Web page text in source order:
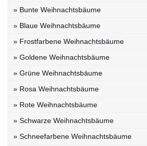
» Bunte Weihnachtsbäume
» Blaue Weihnachtsbäume
» Frostfarbene Weihnachtsbäume
» Goldene Weihnachtsbäume
» Grüne Weihnachtsbäume
» Rosa Weihnachtsbäume
» Rote Weihnachtsbäume
» Schwarze Weihnachtsbäume
» Schneefarbene Weihnachtsbäume